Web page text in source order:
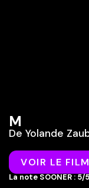
M
De Yolande
VOIR LE FILM
La note SOONER : 5/5